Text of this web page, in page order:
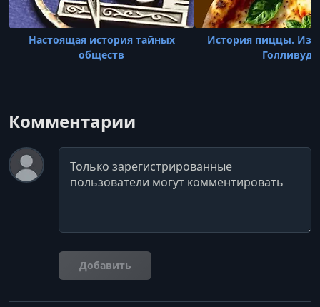
Настоящая история тайных
обществ
История пиццы. Из
Голливуд
Комментарии
Комментарий
Добавить